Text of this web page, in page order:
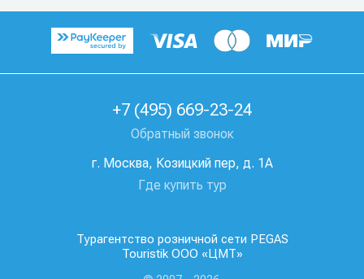
Турагентство розничной сети PEGAS
Touristik ООО «ЦМТ»
+7 (495) 669-23-24
Обратный звонок
г. Москва, Козицкий пер, д. 1А
Где купить тур